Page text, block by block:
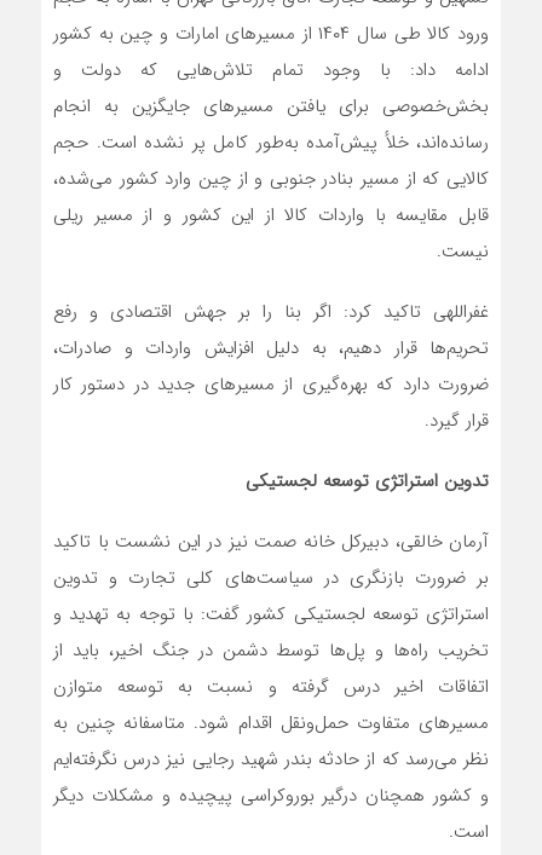
ورود کالا طی سال ۱۴۰۴ از مسیرهای امارات و چین به کشور
ادامه داد: با وجود تمام تلاش‌هایی که دولت و
بخش‌خصوصی برای یافتن مسیرهای جایگزین به انجام
رسانده‌اند، خلأ پیش‌آمده به‌طور کامل پر نشده است. حجم
کالایی که از مسیر بنادر جنوبی و از چین وارد کشور می‌شده،
قابل مقایسه با واردات کالا از این کشور و از مسیر ریلی
نیست.
غفراللهی تاکید کرد: اگر بنا را بر جهش اقتصادی و رفع
تحریم‌ها قرار دهیم، به دلیل افزایش واردات و صادرات،
ضرورت دارد که بهره‌گیری از مسیرهای جدید در دستور کار
قرار گیرد.
تدوین استراتژی توسعه لجستیکی
آرمان خالقی، دبیرکل خانه صمت نیز در این نشست با تاکید
بر ضرورت بازنگری در سیاست‌های کلی تجارت و تدوین
استراتژی توسعه لجستیکی کشور گفت: با توجه به تهدید و
تخریب راه‌ها و پل‌ها توسط دشمن در جنگ اخیر، باید از
اتفاقات اخیر درس گرفته و نسبت به توسعه متوازن
مسیرهای متفاوت حمل‌ونقل اقدام شود. متاسفانه چنین به
نظر می‌رسد که از حادثه بندر شهید رجایی نیز درس نگرفته‌ایم
و کشور همچنان درگیر بوروکراسی پیچیده و مشکلات دیگر
است.